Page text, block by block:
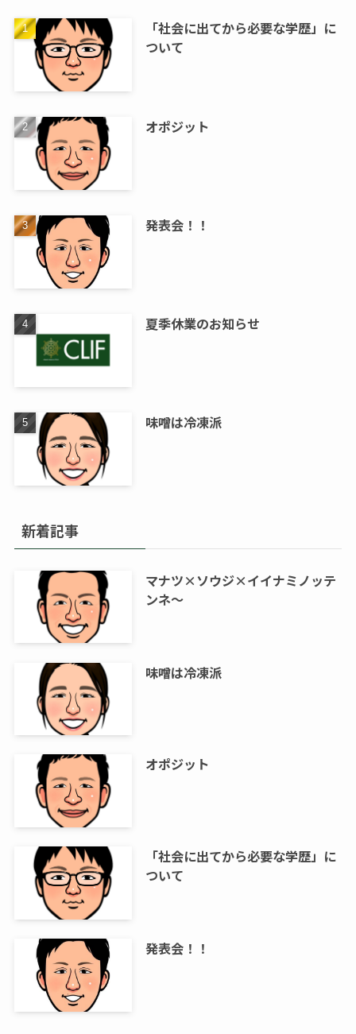
「社会に出てから必要な学歴」に
ついて
オポジット
発表会！！
夏季休業のお知らせ
味噌は冷凍派
新着記事
マナツ×ソウジ×イイナミノッテ
ンネ～
味噌は冷凍派
オポジット
「社会に出てから必要な学歴」に
ついて
発表会！！